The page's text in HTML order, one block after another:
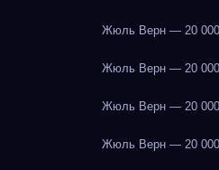
Жюль Верн — 20 000
Жюль Верн — 20 000
Жюль Верн — 20 000
Жюль Верн — 20 000